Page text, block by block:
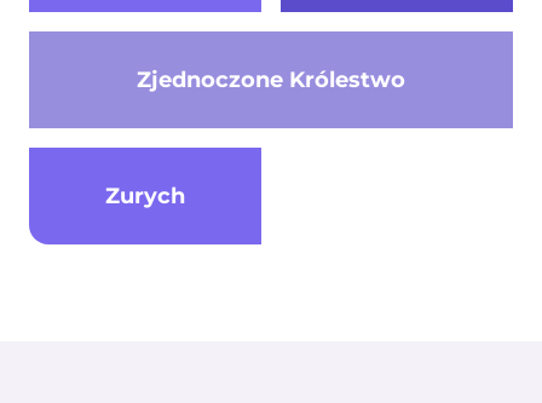
Zjednoczone Królestwo
Zurych